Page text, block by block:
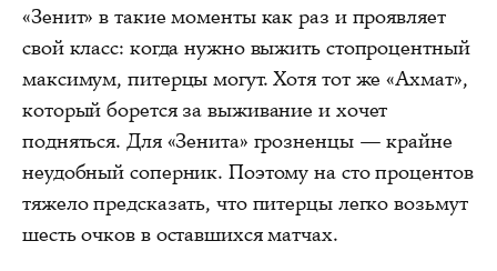
«Зенит» в такие моменты как раз и проявляет
свой класс: когда нужно выжить стопроцентный
максимум, питерцы могут. Хотя тот же «Ахмат»,
который борется за выживание и хочет
подняться. Для «Зенита» грозненцы — крайне
неудобный соперник. Поэтому на сто процентов
тяжело предсказать, что питерцы легко возьмут
шесть очков в оставшихся матчах.